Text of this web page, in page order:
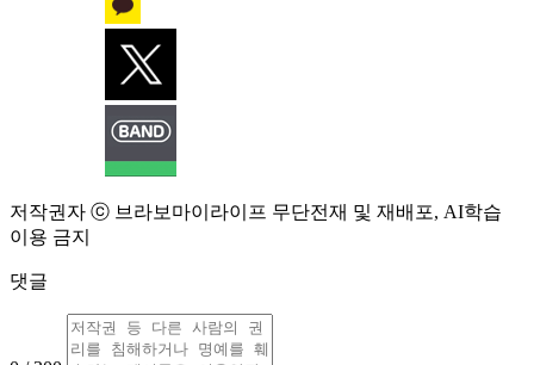
저작권자 ⓒ 브라보마이라이프 무단전재 및 재배포, AI학습
이용 금지
댓글